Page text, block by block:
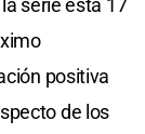
serie está 17
positiva
de los